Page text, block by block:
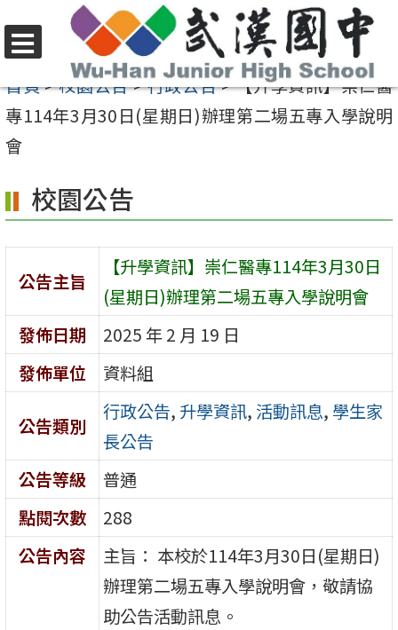
至
要
內
區
選
單
首頁>校園公告>行政公告>【升學資訊】崇仁醫
專114年3月30日(星期日)辦理第二場五專入學說明
會
校園公告
公告主旨
【升學資訊】崇仁醫專114年3月30日
(星期日)辦理第二場五專入學說明會
發佈日期
2025 年 2 月 19 日
發佈單位
資料組
公告類別
行政公告, 升學資訊, 活動訊息, 學生家
長公告
公告等級
普通
點閱次數
288
公告內容
主旨： 本校於114年3月30日(星期日)
辦理第二場五專入學說明會，敬請協
助公告活動訊息。